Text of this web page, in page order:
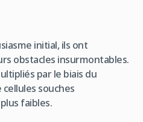
initial, ils ont
obstacles insurmontables.
par le biais du
souches
faibles.